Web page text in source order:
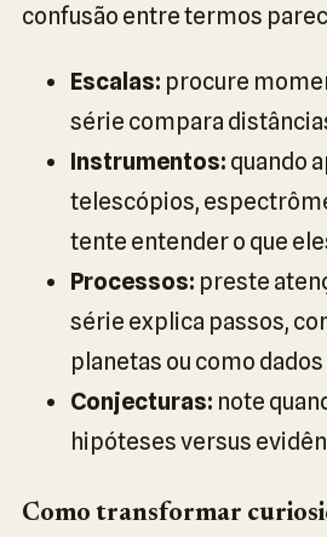
confusão entre termos
Escalas: procure
série compara
Instrumentos: quando
telescópios,
tente entender o que
Processos: preste
série explica passos,
planetas ou como
Conjecturas: note
hipóteses versus
Como transformar